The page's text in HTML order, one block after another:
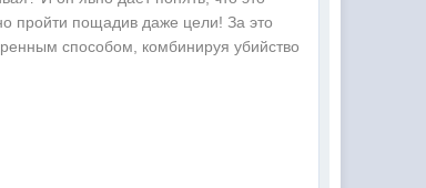
пройти пощадив даже цели! За это
способом, комбинируя убийство